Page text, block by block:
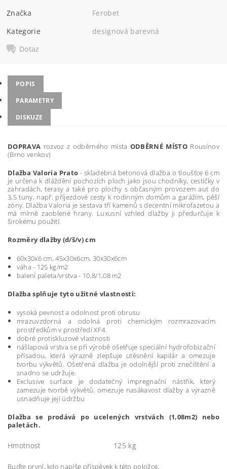
Značka
Ferobet
Kategorie
designová barevná
Dotaz
POPIS
PARAMETRY
DISKUZE
DOPRAVA rozvoz z odběrného místa ODBĚRNÉ MÍSTO Rousínov
(Brno venkov)
Dlažba Valoria Prato-skladebná betonová dlažba o tloušťce 6 cm
je určena k dláždění pochozích ploch jako jsou chodníky, cestičky v
zahradách, terasy a také pro plochy s občasným provozem aut do
3,5 tuny, např. příjezdové cesty k rodinným domům a garážím, pěší
zóny. Dlažba Valoria je sestava tří kamenů s decentní mikrofazetou a
má mírně zaoblené hrany. Luxusní vzhled dlažby ji předurčuje k
širokému použití.
Rozměry dlažby(d/š/v) cm
60x30x6 cm, 45x30x6cm, 30x30x6cm
váha - 125 kg/m2
balení paleta/vrstva - 10,8/1,08 m2
Dlažba splňuje tyto užitné vlastnosti:
vysoká pevnost a odolnost proti obrusu
mrazuvzdorná a odolná proti chemickým rozmrazovacím
prostředkům v prostředí XF4.
dobré protiskluzové vlastnosti
nášlapová vrstva se při výrobě ošetřuje speciální hydrofobizační
přísadou, která výrazně zlepšuje utěsnění kapilár a omezuje
tvorbu výkvětů. Ošetřená dlažba je odolnější proti znečištění a
snadno se udržuje.
Exclusive surface je dodatečný impregnační nástřik, který
zamezuje tvorbě výkvětů, omezuje nasákavost dlažby a výrazně
usnadňuje její údržbu
Dlažba se prodává po ucelených vrstvách (1,08m2) nebo
paletách.
Hmotnost 125 kg
Buďte první, kdo napíše příspěvek k této položce.